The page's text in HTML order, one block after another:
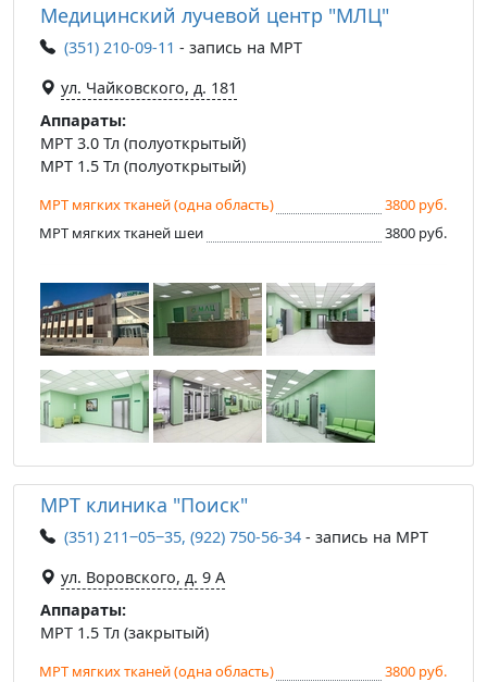
Медицинский лучевой центр "МЛЦ"
(351) 210-09-11 - запись на МРТ
ул. Чайковского, д. 181
Аппараты:
МРТ 3.0 Тл (полуоткрытый)
МРТ 1.5 Тл (полуоткрытый)
МРТ мягких тканей (одна область)
3800 руб.
МРТ мягких тканей шеи
3800 руб.
МРТ клиника "Поиск"
(351) 211‒05‒35, (922) 750-56-34 - запись на МРТ
ул. Воровского, д. 9 А
Аппараты:
МРТ 1.5 Тл (закрытый)
МРТ мягких тканей (одна область)
3800 руб.